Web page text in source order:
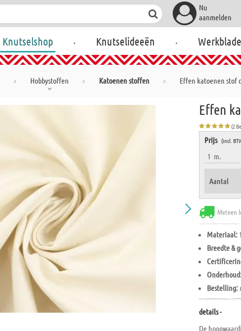
Nu
aanmelden
Knutselshop . Knutselideeën .
Hobbystoffen Katoenen stoffen Effen katoenen stof
Effen
(2
Prijs (incl.
1 m.
Aantal
Meteen
Materiaal:
Breedte &
Bestelling:
details -
De